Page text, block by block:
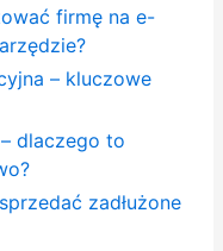
firmę na e-
– kluczowe
dlaczego to
zadłużone